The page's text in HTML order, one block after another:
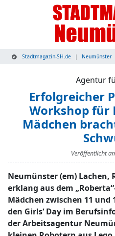
Stadtmagazin-SH.de Neumünster
Agentur
Erfolgreicher
Workshop für
Mädchen
Veröffentlicht
Neumünster (em) Lachen,
erklang aus dem
Mädchen zwischen 11 und
den Girls‘ Day im
der Arbeitsagentur